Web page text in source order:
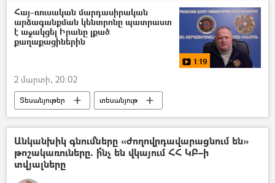
Պատերազմ
ԱՄՆ
Հայ–ռուսական մարդասիրական
արձագանքման կենտրոնը պատրաստ
է աջակցել Իրանը լքած
քաղաքացիներին
1:19
2 մարտի, 20:02
Տեսանյութեր
տեսանյութ
Իրանի Իսլամական Հանրապետություն
ռուս
Ռուս-հայկական մարդասիրական արձագանքման կենտրոն
Անկանխիկ գնումները «ժողովրդավարացնում են»
թոշակառուները. ի՞նչ են վկայում ՀՀ ԿԲ–ի
տվյալները